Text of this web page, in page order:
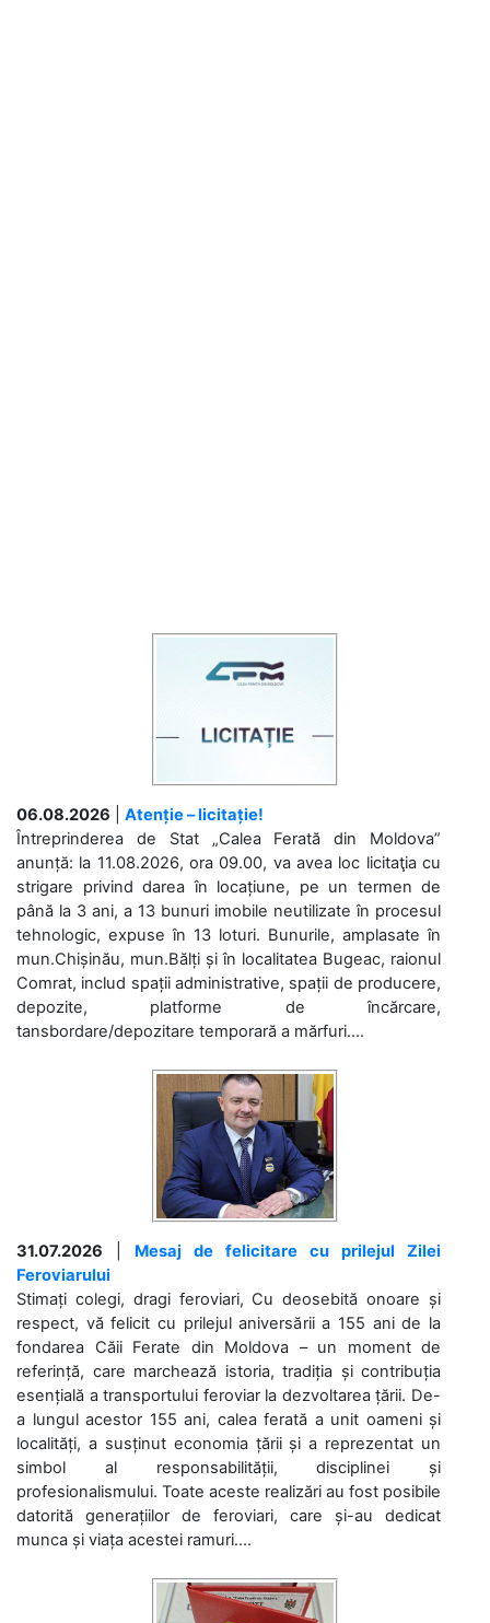
06.08.2026
Atenție – licitație!
Întreprinderea de Stat „Calea Ferată din Moldova”
anunță: la 11.08.2026, ora 09.00, va avea loc licitaţia cu
strigare privind darea în locațiune, pe un termen de
până la 3 ani, a 13 bunuri imobile neutilizate în procesul
tehnologic, expuse în 13 loturi. Bunurile, amplasate în
mun.Chișinău, mun.Bălți și în localitatea Bugeac, raionul
Comrat, includ spații administrative, spații de producere,
depozite, platforme de încărcare,
tansbordare/depozitare temporară a mărfuri....
31.07.2026
Mesaj de felicitare cu prilejul Zilei
Feroviarului
Stimați colegi, dragi feroviari, Cu deosebită onoare și
respect, vă felicit cu prilejul aniversării a 155 ani de la
fondarea Căii Ferate din Moldova – un moment de
referință, care marchează istoria, tradiția și contribuția
esențială a transportului feroviar la dezvoltarea țării. De-
a lungul acestor 155 ani, calea ferată a unit oameni și
localități, a susținut economia țării și a reprezentat un
simbol al responsabilității, disciplinei și
profesionalismului. Toate aceste realizări au fost posibile
datorită generațiilor de feroviari, care și-au dedicat
munca și viața acestei ramuri....